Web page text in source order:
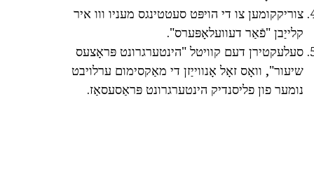
צוריקקומען צו די הויפּט סעטטינגס מעניו ווו איר
קלייַבן "פֿאַר דעוועלאָפּערס".
סעלעקטירן דעם קוויטל "הינטערגרונט פּראָצעס
שיעור", וואָס זאָל אָנווייַזן די מאַקסימום ערלויבט
נומער פון פליסנדיק הינטערגרונט פּראַסעסאַז.